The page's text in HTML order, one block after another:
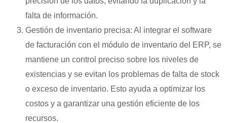
falta de información.
Gestión de inventario precisa: Al integrar el software
de facturación con el módulo de inventario del ERP, se
mantiene un control preciso sobre los niveles de
existencias y se evitan los problemas de falta de stock
o exceso de inventario. Esto ayuda a optimizar los
costos y a garantizar una gestión eficiente de los
recursos.